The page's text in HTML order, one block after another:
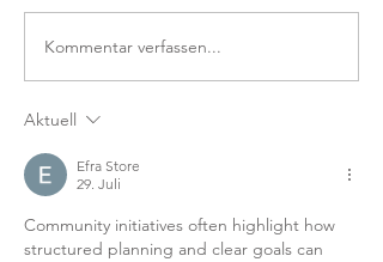
Kommentar verfassen...
Aktuell
Efra Store
29. Juli
Community initiatives often highlight how
structured planning and clear goals can